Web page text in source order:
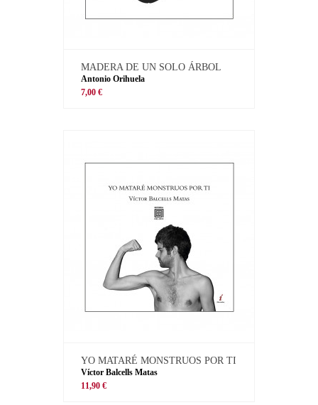
MADERA DE UN SOLO ÁRBOL
Antonio Orihuela
7,00 €
YO MATARÉ MONSTRUOS POR TI
Víctor Balcells Matas
11,90 €